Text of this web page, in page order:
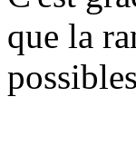
que la